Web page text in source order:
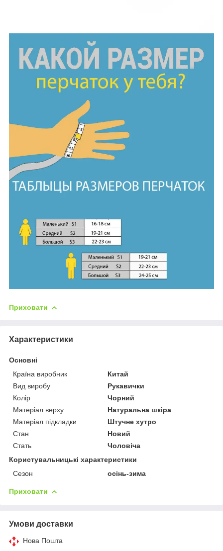
Приховати
Характеристики
Основні
Країна виробник
Китай
Вид виробу
Рукавички
Колір
Чорний
Матеріал верху
Натуральна шкіра
Матеріал підкладки
Штучне хутро
Стан
Новий
Стать
Чоловіча
Користувальницькі характеристики
Сезон
осінь-зима
Приховати
Умови доставки
Нова Пошта